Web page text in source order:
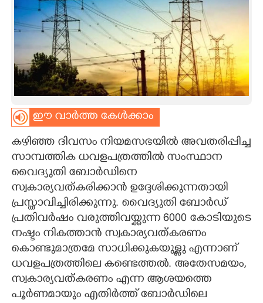
SPIRITUAL
ART
ASTRO
CARTOONS
LITERATURE
ZOOM
CONTACT US
ഈ വാർത്ത കേൾക്കാം
കഴിഞ്ഞ ദിവസം നിയമസഭയിൽ അവതരിപ്പിച്ച
സാമ്പത്തിക ധവളപത്രത്തിൽ സംസ്ഥാന
വൈദ്യുതി ബോർഡിനെ
സ്വകാര്യവത്കരിക്കാൻ ഉദ്ദേശിക്കുന്നതായി
പ്രസ്താവിച്ചിരിക്കുന്നു. വൈദ്യുതി ബോർഡ്
പ്രതിവർഷം വരുത്തിവയ്ക്കുന്ന 6000 കോടിയുടെ
നഷ്ടം നികത്താൻ സ്വകാര്യവത്കരണം
കൊണ്ടുമാത്രമേ സാധിക്കുകയുള്ളു എന്നാണ്
ധവളപത്രത്തിലെ കണ്ടെത്തൽ. അതേസമയം,
സ്വകാര്യവത്കരണം എന്ന ആശയത്തെ
പൂർണമായും എതിർത്ത് ബോർഡിലെ